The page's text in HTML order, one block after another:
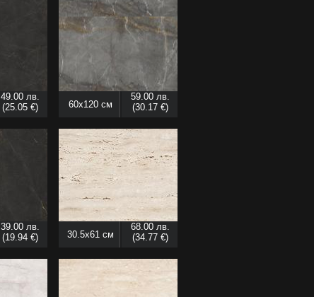
49.00 лв.
(25.05 €)
60x120 см
59.00 лв.
(30.17 €)
39.00 лв.
(19.94 €)
30.5x61 см
68.00 лв.
(34.77 €)